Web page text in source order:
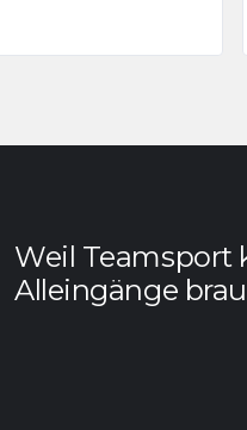
Weil Teamsport
Alleingänge